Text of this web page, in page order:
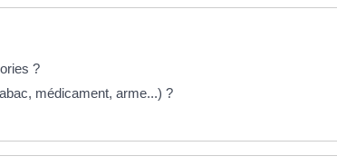
?
médicament, arme...) ?